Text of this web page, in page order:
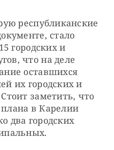
республиканские
стало
городских и
что на деле
оставшихся
их городских и
заметить, что
в Карелии
два городских